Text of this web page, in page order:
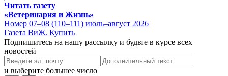
Читать газету
«Ветеринария и Жизнь»
Номер 07–08 (110–111) июль–август 2026
Газета ВиЖ. Купить
Подпишитесь на нашу рассылку и будьте в курсе всех
новостей
и выберите большее число